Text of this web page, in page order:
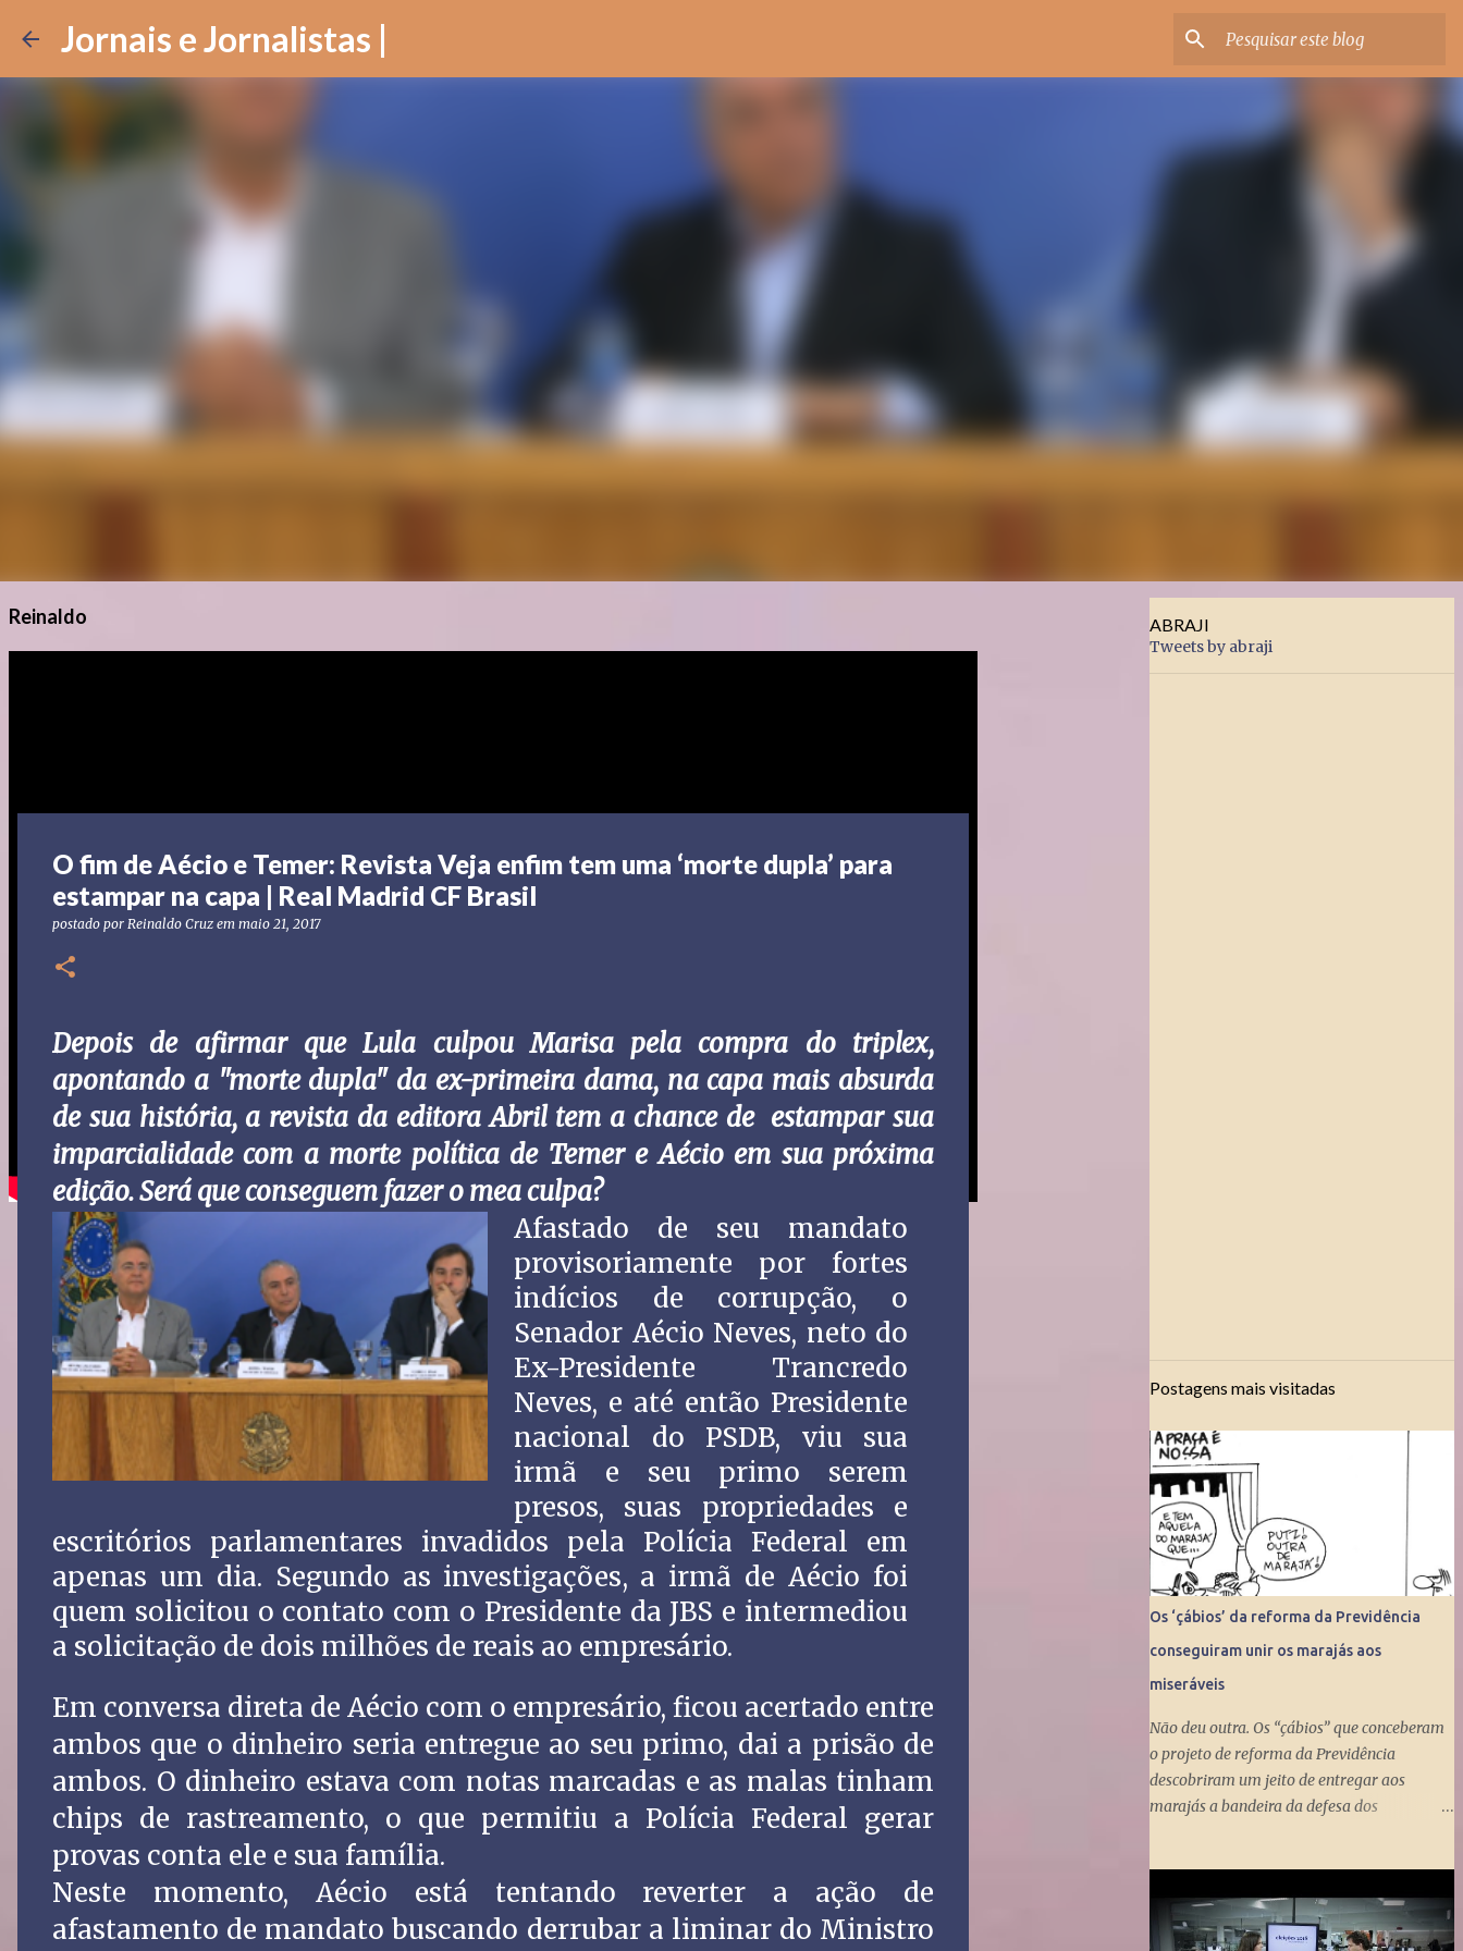
Jornais e Jornalistas |
Reinaldo
O fim de Aécio e Temer: Revista Veja enfim tem uma ‘morte dupla’ para
estampar na capa | Real Madrid CF Brasil
postado por Reinaldo Cruz em maio 21, 2017
Depois de afirmar que Lula culpou Marisa pela compra do triplex,
apontando a "morte dupla" da ex-primeira dama, na capa mais absurda
de sua história, a revista da editora Abril tem a chance de estampar sua
imparcialidade com a morte política de Temer e Aécio em sua próxima
edição. Será que conseguem fazer o mea culpa?
Afastado de seu mandato
provisoriamente por fortes
indícios de corrupção, o
Senador Aécio Neves, neto do
Ex-Presidente Trancredo
Neves, e até então Presidente
nacional do PSDB, viu sua
irmã e seu primo serem
presos, suas propriedades e
escritórios parlamentares invadidos pela Polícia Federal em
apenas um dia. Segundo as investigações, a irmã de Aécio foi
quem solicitou o contato com o Presidente da JBS e intermediou
a solicitação de dois milhões de reais ao empresário.
Em conversa direta de Aécio com o empresário, ficou acertado entre
ambos que o dinheiro seria entregue ao seu primo, dai a prisão de
ambos. O dinheiro estava com notas marcadas e as malas tinham
chips de rastreamento, o que permitiu a Polícia Federal gerar
provas conta ele e sua família.
Neste momento, Aécio está tentando reverter a ação de
afastamento de mandato buscando derrubar a liminar do Ministro
ABRAJI
Tweets by abraji
Postagens mais visitadas
Os ‘çábios’ da reforma da Previdência
conseguiram unir os marajás aos
miseráveis
Não deu outra. Os “çábios” que conceberam
o projeto de reforma da Previdência
descobriram um jeito de entregar aos
marajás a bandeira da defesa dos
miseráveis que têm mais de 65 anos. O
projeto é engenhoso. Dá R$ 400 ao